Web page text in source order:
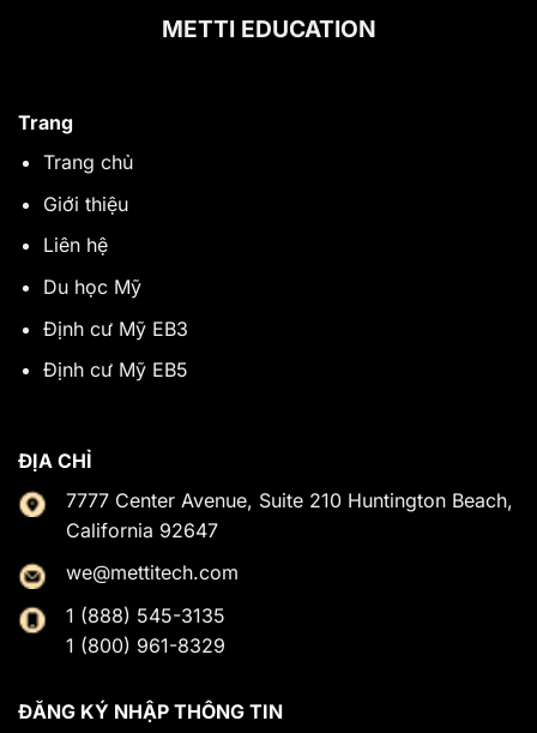
METTI EDUCATION
Trang
Trang chủ
Giới thiệu
Liên hệ
Du học Mỹ
Định cư Mỹ EB3
Định cư Mỹ EB5
ĐỊA CHỈ
7777 Center Avenue, Suite 210 Huntington Beach,
California 92647
we@mettitech.com
1 (888) 545-3135
1 (800) 961-8329
ĐĂNG KÝ NHẬP THÔNG TIN